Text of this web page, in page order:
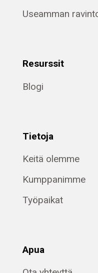
Useamman
Resurssit
Blogi
Tietoja
Keitä olemme
Kumppanimme
Työpaikat
Apua